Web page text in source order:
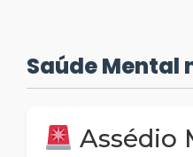
Saúde Mental
Assédio